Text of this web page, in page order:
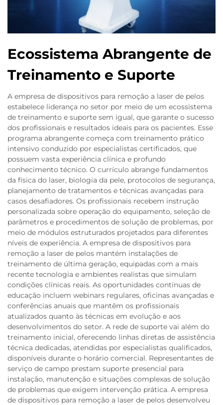
Ecossistema Abrangente de
Treinamento e Suporte
A empresa de dispositivos para remoção a laser de pelos
estabelece liderança no setor por meio de um ecossistema
de treinamento e suporte sem igual, que garante o sucesso
dos profissionais e resultados ideais para os pacientes. Esse
programa abrangente começa com treinamento prático
intensivo conduzido por especialistas certificados, que
possuem vasta experiência clínica e profundo
conhecimento técnico. O currículo abrange fundamentos
da física do laser, biologia da pele, protocolos de segurança,
planejamento de tratamentos e técnicas avançadas para
casos desafiadores. Os profissionais recebem instrução
personalizada sobre operação do equipamento, seleção de
parâmetros e procedimentos de solução de problemas, por
meio de módulos estruturados projetados para diferentes
níveis de experiência. A empresa de dispositivos para
remoção a laser de pelos mantém instalações de
treinamento de última geração, equipadas com a mais
recente tecnologia e ambientes realistas que simulam
condições clínicas reais. As oportunidades contínuas de
educação incluem webinars regulares, oficinas avançadas e
conferências anuais que mantêm os profissionais
atualizados quanto às técnicas em evolução e aos
desenvolvimentos do setor. A rede de suporte vai além do
treinamento inicial, oferecendo linhas diretas de assistência
técnica dedicadas, atendidas por especialistas qualificados,
disponíveis durante o horário comercial. Representantes de
serviço de campo prestam suporte presencial para
instalação, manutenção e situações complexas de solução
de problemas que exigem intervenção prática. A empresa
de dispositivos para remoção a laser de pelos desenvolveu